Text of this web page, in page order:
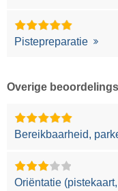
Pistepreparatie
Overige
Bereikbaarheid,
Oriëntatie